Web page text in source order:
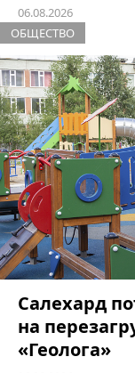
06.08.2026
ОБЩЕСТВО
Салехард
на
«Геолога»